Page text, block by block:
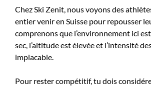
Chez Ski Zenit, nous voyons des
entier venir en Suisse pour repousser
comprenons que l’environnement ici est
sec, l’altitude est élevée et l’intensité
implacable.
Pour rester compétitif, tu dois